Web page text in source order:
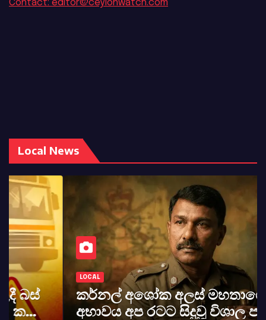
Contact: editor@ceylonwatch.com
Local News
කර්නල් අශෝක අලස් මහතාගේ
අභාවය අප රටට සිදුවූ විශාල පාඩුවකි